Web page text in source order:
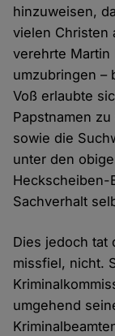
hinzuweisen,
vielen Christen
verehrte Martin
umzubringen –
Voß erlaubte
Papstnamen
sowie die
unter den
Heckscheiben-
Sachverhalt
Dies jedoch tat
missfiel, nicht.
umgehend